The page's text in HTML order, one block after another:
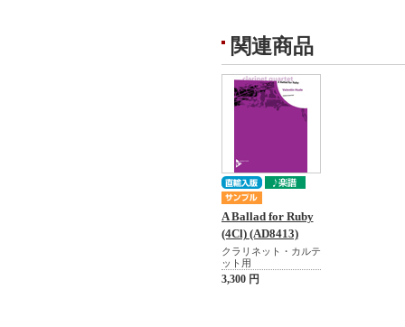
関連商品
A Ballad for Ruby
(4Cl) (AD8413)
クラリネット・カルテ
ット用
3,300 円